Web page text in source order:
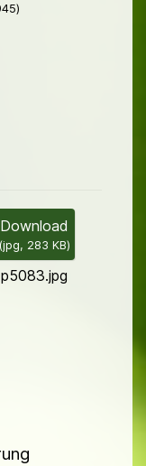
Download
(jpg, 283 KB)
p5083.jpg